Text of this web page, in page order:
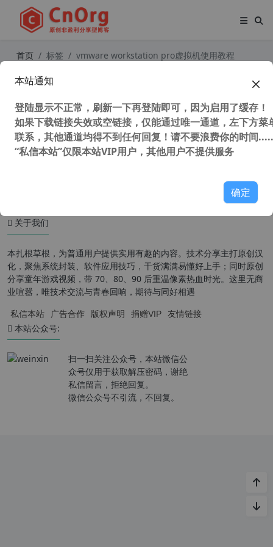
首页 标签 vmware workstation pro虚拟机使用教程
最后支持虚拟磁盘版本
关于我们
本扎根草根，为普通用户提供实用有趣的内容。技术分享主打原创汉
化，聚焦系统封装、软件应用技巧，干货满满易懂好上手；同时原创
分享童年游戏视频，带 70、80、90 后重温像素热血时光。这里无商
业喧嚣，唯技术交流与青春回响，期待与同好相遇
私信本站 广告合作 版权声明 捐赠VIP 友情链接
本站公众号:
扫一扫关注公众号，本站微信公
众号仅用于获取解压密码，谢绝
私信留言，拒绝回复。
微信公众号不引流，不回复。
本站通知
登陆显示不正常，刷新一下再登陆即可，因为启用了缓存！
如果下载链接失效或空链接，仅能通过唯一通道，左下方菜
联系，其他通道均得不到任何回复！请不要浪费你的时间
“私信本站”仅限本站VIP用户，其他用户不提供服务
确定